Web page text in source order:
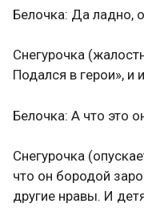
Белочка: Да ладно,
Снегурочка
Подался в герои»,
Белочка: А что это
Снегурочка
что он бородой
другие нравы. И